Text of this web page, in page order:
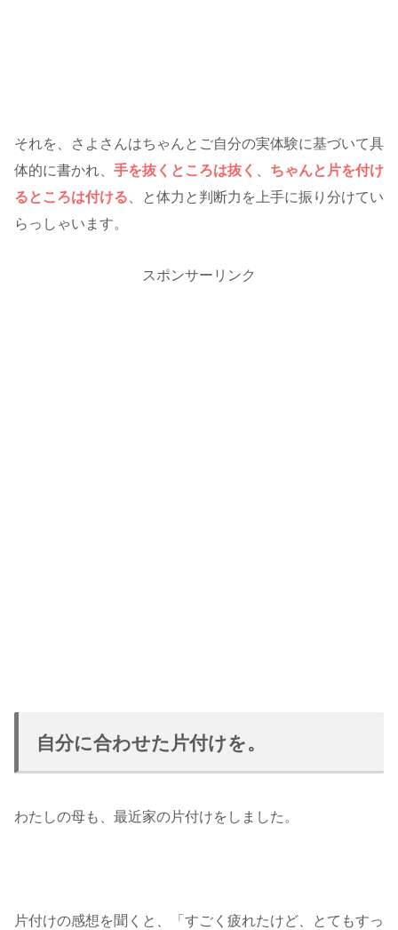
それを、さよさんはちゃんとご自分の実体験に基づいて具
体的に書かれ、 手を抜くところは抜く
ちゃんと片を付け
るところは付ける 、と体力と判断力を上手に振り分けてい
らっしゃいます。
スポンサーリンク
自分に合わせた片付けを。
わたしの母も、最近家の片付けをしました。
片付けの感想を聞くと、「すごく疲れたけど、とてもすっ